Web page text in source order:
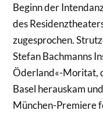
Beginn der
des
zugesprochen.
Stefan Bachmanns
Öderland«-Moritat,
Basel herauskam
München-Premiere